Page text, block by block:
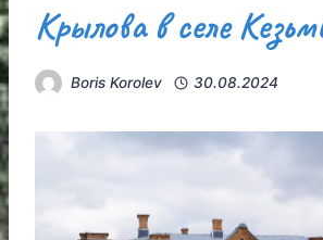
Крылова в селе
Boris Korolev 30.08.2024